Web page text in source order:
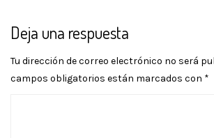
Deja una respuesta
Tu dirección de correo electrónico no será
campos obligatorios están marcados con *